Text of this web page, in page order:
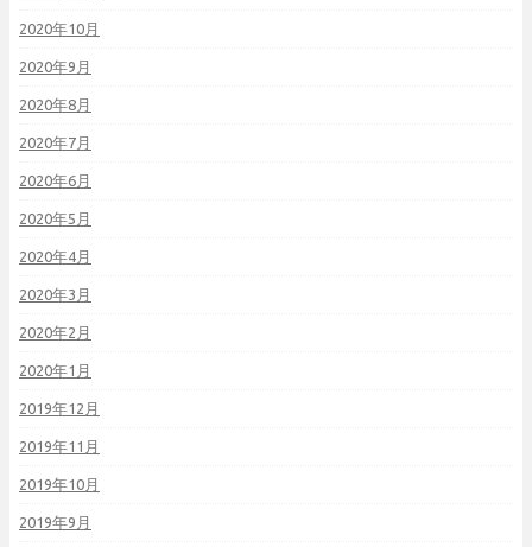
2020年10月
2020年9月
2020年8月
2020年7月
2020年6月
2020年5月
2020年4月
2020年3月
2020年2月
2020年1月
2019年12月
2019年11月
2019年10月
2019年9月